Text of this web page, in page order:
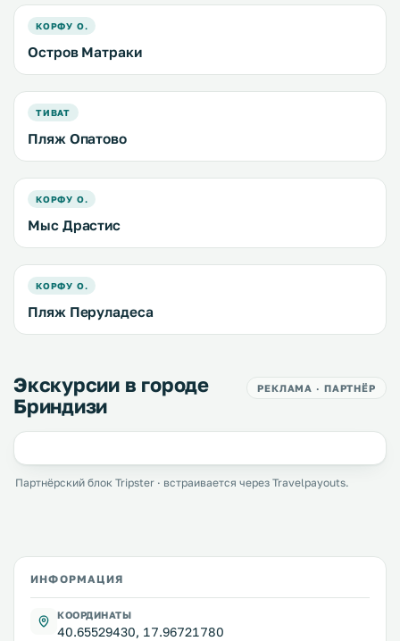
КОРФУ О.
Остров Матраки
ТИВАТ
Пляж Опатово
КОРФУ О.
Мыс Драстис
КОРФУ О.
Пляж Перуладеса
Экскурсии в городе
Бриндизи
РЕКЛАМА · ПАРТНЁР
Партнёрский блок Tripster · встраивается через Travelpayouts.
ИНФОРМАЦИЯ
КООРДИНАТЫ
40.65529430, 17.96721780